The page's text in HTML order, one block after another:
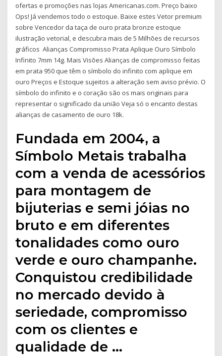
ofertas e promoções nas lojas Americanas.com. Preço baixo
Ops! Já vendemos todo o estoque. Baixe estes Vetor premium
sobre Vencedor da taça de ouro prata bronze estoque
ilustração vetorial, e descubra mais de 5 Milhões de recursos
gráficos Alianças Compromisso Prata Aplique Ouro Símbolo
Infinito 7mm 14g. Mais Visões Alianças de compromisso feitas
em prata 950 que têm o símbolo do infinito com aplique em
ouro Preços e Estoque sujeitos a alteração sem aviso prévio. O
símbolo do infinito e o coração são os mais originais para
representar o significado da união Veja só o encanto destas
alianças de casamento de ouro 18k.
Fundada em 2004, a
Símbolo Metais trabalha
com a venda de acessórios
para montagem de
bijuterias e semi jóias no
bruto e em diferentes
tonalidades como ouro
verde e ouro champanhe.
Conquistou credibilidade
no mercado devido à
seriedade, compromisso
com os clientes e
qualidade de …